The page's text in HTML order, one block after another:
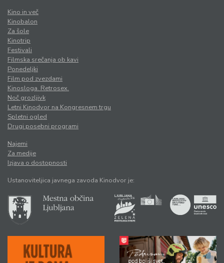
Kino in več
Kinobalon
Za šole
Kinotrip
Festivali
Filmska srečanja ob kavi
Ponedeljki
Film pod zvezdami
Kinosloga. Retrosex.
Noč grozljivk
Letni Kinodvor na Kongresnem trgu
Spletni ogled
Drugi posebni programi
Najemi
Za medije
Izjava o dostopnosti
Ustanoviteljica javnega zavoda Kinodvor je: